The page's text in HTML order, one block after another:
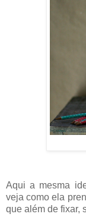
Aqui a mesma
veja como ela
que além de fixar,